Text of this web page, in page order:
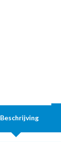
Beschrijving